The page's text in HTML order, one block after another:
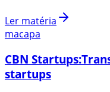
Ler matéria
macapa
CBN
startups